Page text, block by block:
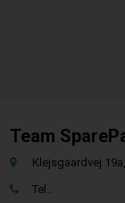
Team
Klejsgaardvej
Tel.: